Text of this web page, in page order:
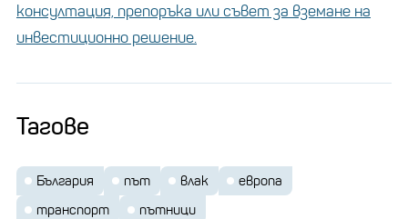
консултация, препоръка или съвет за вземане на
инвестиционно решение.
Тагове
България път влак
европа
транспорт
пътници